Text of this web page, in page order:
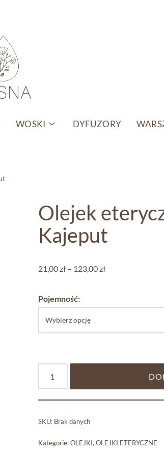
WOSKI DYFUZORY
Olejek
Kajeput
21,00zł – 123,00zł
Pojemność:
SKU: Brak danych
Kategorie:OLEJKI,OLEJKI ETERYCZNE